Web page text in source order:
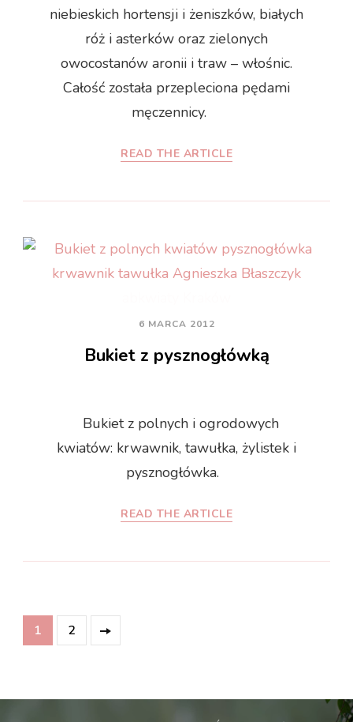
niebieskich hortensji i żeniszków, białych
róż i asterków oraz zielonych
owocostanów aronii i traw – włośnic.
Całość została przepleciona pędami
męczennicy.
READ THE ARTICLE
6 MARCA 2012
Bukiet z pysznogłówką
Bukiet z polnych i ogrodowych
kwiatów: krwawnik, tawułka, żylistek i
pysznogłówka.
READ THE ARTICLE
Nawigacja
wpisach
Page
1 Page
2